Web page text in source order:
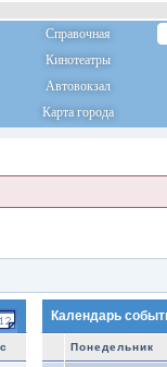
Справочная
Кинотеатры
Автовокзал
Карта города
Календарь
Понедельник